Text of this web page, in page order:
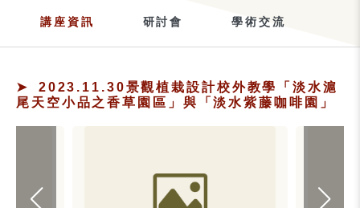
講座資訊 研討會 學術交流
2023.11.30景觀植栽設計校外教學「淡水滬
尾天空小品之香草園區」與「淡水紫藤咖啡園」